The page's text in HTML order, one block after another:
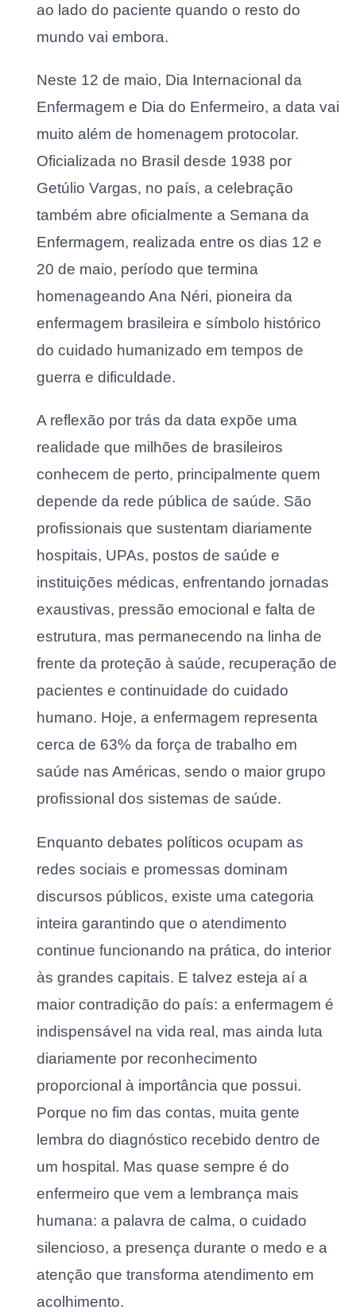
ao lado do paciente quando o resto do
mundo vai embora.
Neste 12 de maio, Dia Internacional da
Enfermagem e Dia do Enfermeiro, a data vai
muito além de homenagem protocolar.
Oficializada no Brasil desde 1938 por
Getúlio Vargas, no país, a celebração
também abre oficialmente a Semana da
Enfermagem, realizada entre os dias 12 e
20 de maio, período que termina
homenageando Ana Néri, pioneira da
enfermagem brasileira e símbolo histórico
do cuidado humanizado em tempos de
guerra e dificuldade.
A reflexão por trás da data expõe uma
realidade que milhões de brasileiros
conhecem de perto, principalmente quem
depende da rede pública de saúde. São
profissionais que sustentam diariamente
hospitais, UPAs, postos de saúde e
instituições médicas, enfrentando jornadas
exaustivas, pressão emocional e falta de
estrutura, mas permanecendo na linha de
frente da proteção à saúde, recuperação de
pacientes e continuidade do cuidado
humano. Hoje, a enfermagem representa
cerca de 63% da força de trabalho em
saúde nas Américas, sendo o maior grupo
profissional dos sistemas de saúde.
Enquanto debates políticos ocupam as
redes sociais e promessas dominam
discursos públicos, existe uma categoria
inteira garantindo que o atendimento
continue funcionando na prática, do interior
às grandes capitais. E talvez esteja aí a
maior contradição do país: a enfermagem é
indispensável na vida real, mas ainda luta
diariamente por reconhecimento
proporcional à importância que possui.
Porque no fim das contas, muita gente
lembra do diagnóstico recebido dentro de
um hospital. Mas quase sempre é do
enfermeiro que vem a lembrança mais
humana: a palavra de calma, o cuidado
silencioso, a presença durante o medo e a
atenção que transforma atendimento em
acolhimento.